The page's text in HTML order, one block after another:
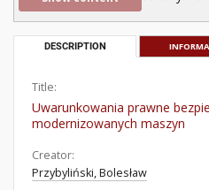
DESCRIPTION
Title:
Uwarunkowania prawne
modernizowanych maszyn
Creator:
Przybyliński, Bolesław